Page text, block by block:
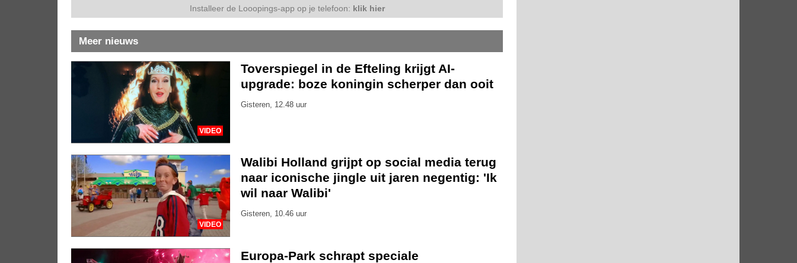
Installeer de Looopings-app op je telefoon: klik hier
Meer nieuws
VIDEO
Toverspiegel in de Efteling krijgt AI-
upgrade: boze koningin scherper dan ooit
Gisteren, 12.48 uur
VIDEO
Walibi Holland grijpt op social media terug
naar iconische jingle uit jaren negentig: 'Ik
wil naar Walibi'
Gisteren, 10.46 uur
Europa-Park schrapt speciale